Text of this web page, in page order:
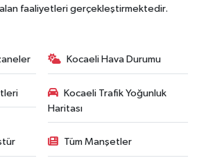
faaliyetleri gerçekleştirmektedir.
Kocaeli Hava Durumu
Kocaeli Trafik Yoğunluk
Haritası
Tüm Manşetler